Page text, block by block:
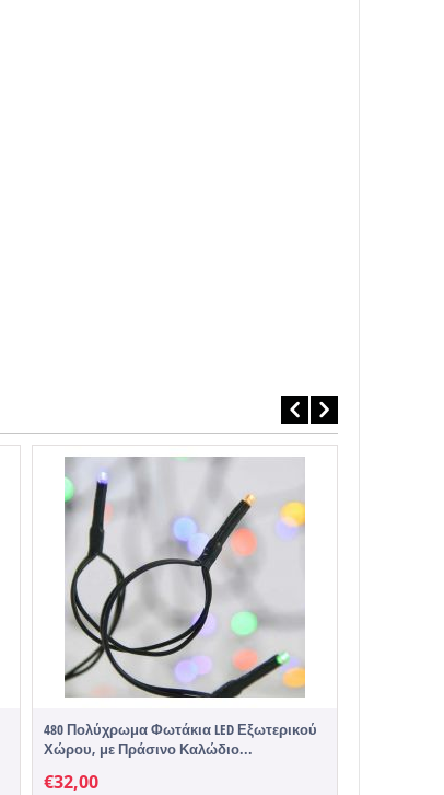
480 Πολύχρωμα Φωτάκια LED Εξωτερικού
Χώρου, με Πράσινο Καλώδιο...
€32,00